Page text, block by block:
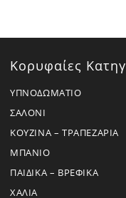
Κορυφαίες
ΥΠΝΟΔΩΜΑΤΙΟ
ΣΑΛΟΝΙ
ΚΟΥΖΙΝΑ – ΤΡΑΠΕΖΑΡΙΑ
ΜΠΑΝΙΟ
ΠΑΙΔΙΚΑ – ΒΡΕΦΙΚΑ
ΧΑΛΙΑ